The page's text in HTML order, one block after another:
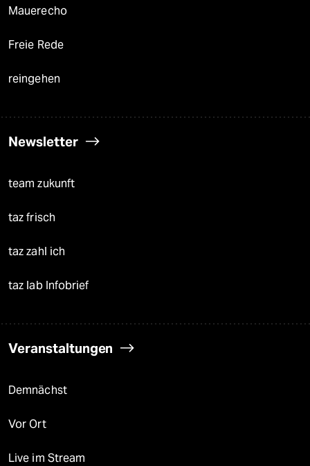
Mauerecho
Freie Rede
reingehen
Newsletter
team zukunft
taz frisch
taz zahl ich
taz lab Infobrief
Veranstaltungen
Demnächst
Vor Ort
Live im Stream